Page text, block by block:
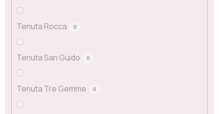
Tenuta Rocca 0
Tenuta San Guido 0
Tenuta Tre Gemme 0